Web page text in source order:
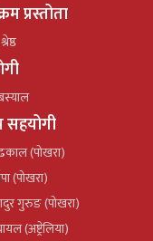
प्रस्तोता
सहयोगी
(पोखरा)
(पोखरा)
गुरुङ (पोखरा)
(अष्ट्रेलिया)